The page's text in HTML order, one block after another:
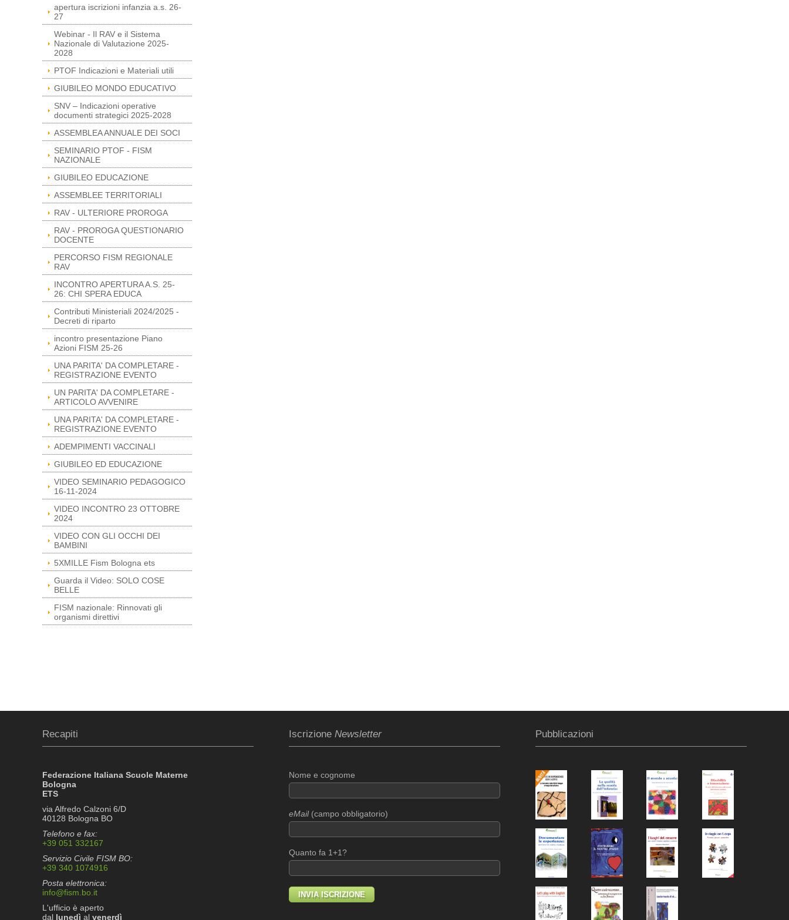
apertura iscrizioni infanzia a.s. 26-
27
Webinar - Il RAV e il Sistema
Nazionale di Valutazione 2025-
2028
PTOF Indicazioni e Materiali utili
GIUBILEO MONDO EDUCATIVO
SNV – Indicazioni operative
documenti strategici 2025-2028
ASSEMBLEA ANNUALE DEI SOCI
SEMINARIO PTOF - FISM
NAZIONALE
GIUBILEO EDUCAZIONE
ASSEMBLEE TERRITORIALI
RAV - ULTERIORE PROROGA
RAV - PROROGA QUESTIONARIO
DOCENTE
PERCORSO FISM REGIONALE
RAV
INCONTRO APERTURA A.S. 25-
26: CHI SPERA EDUCA
Contributi Ministeriali 2024/2025 -
Decreti di riparto
incontro presentazione Piano
Azioni FISM 25-26
UNA PARITA' DA COMPLETARE -
REGISTRAZIONE EVENTO
UN PARITA' DA COMPLETARE -
ARTICOLO AVVENIRE
UNA PARITA' DA COMPLETARE -
REGISTRAZIONE EVENTO
ADEMPIMENTI VACCINALI
GIUBILEO ED EDUCAZIONE
VIDEO SEMINARIO PEDAGOGICO
16-11-2024
VIDEO INCONTRO 23 OTTOBRE
2024
VIDEO CON GLI OCCHI DEI
BAMBINI
5XMILLE Fism Bologna ets
Guarda il Video: SOLO COSE
BELLE
FISM nazionale: Rinnovati gli
organismi direttivi
Recapiti
Federazione Italiana Scuole Materne
Bologna
ETS
via Alfredo Calzoni 6/D
40128 Bologna BO
Telefono e fax:
+39 051 332167
Servizio Civile FISM BO:
+39 340 1074916
Posta elettronica:
info@fism.bo.it
L'ufficio è aperto
dal lunedì al venerdì
Iscrizione Newsletter
Nome e cognome
eMail(campo obbligatorio)
Quanto fa 1+1?
Pubblicazioni